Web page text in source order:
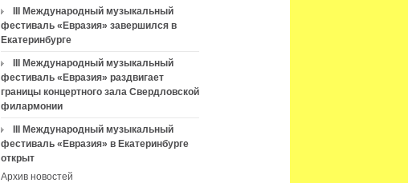
III Международный музыкальный
фестиваль «Евразия» завершился в
Екатеринбурге
III Международный музыкальный
фестиваль «Евразия» раздвигает
границы концертного зала Свердловской
филармонии
III Международный музыкальный
фестиваль «Евразия» в Екатеринбурге
открыт
Архив новостей